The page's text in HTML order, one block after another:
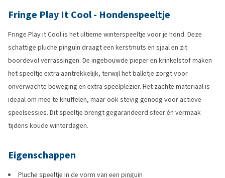
Fringe Play It Cool - Hondenspeeltje
Fringe Play it Cool is het ultieme winterspeeltje voor je hond. Deze
schattige pluche pinguïn draagt een kerstmuts en sjaal en zit
boordevol verrassingen. De ingebouwde pieper en krinkelstof maken
het speeltje extra aantrekkelijk, terwijl het balletje zorgt voor
onverwachte beweging en extra speelplezier. Het zachte materiaal is
ideaal om mee te knuffelen, maar ook stevig genoeg voor actieve
speelsessies. Dit speeltje brengt gegarandeerd sfeer én vermaak
tijdens koude winterdagen.
Eigenschappen
Pluche speeltje in de vorm van een pinguïn